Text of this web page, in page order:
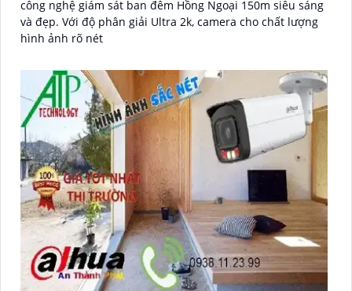
công nghệ giám sát ban đêm Hồng Ngoại 150m siêu sáng
và đẹp. Với độ phân giải Ultra 2k, camera cho chất lượng
hình ảnh rõ nét